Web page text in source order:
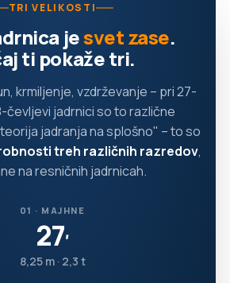
TRI VELIKOSTI
jesvet zase.
ti pokaže tri.
krmiljenje, vzdrževanje – pri 27-
čevljevi jadrnici so to različne
jadranja na splošno" – to so
treh različnih razredov,
na resničnih jadrnicah.
01 · MAJHNE
27′
8,25 m · 2,3 t